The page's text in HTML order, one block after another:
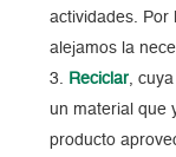
actividades. Por
alejamos la
Reciclar,
un material que
producto